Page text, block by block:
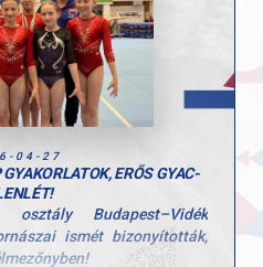
04-27
ERŐS GYAC-
Budapest–Vidék
ismét bizonyították,